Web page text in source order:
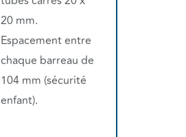
20 mm.
Espacement entre
chaque barreau de
104 mm (sécurité
enfant).